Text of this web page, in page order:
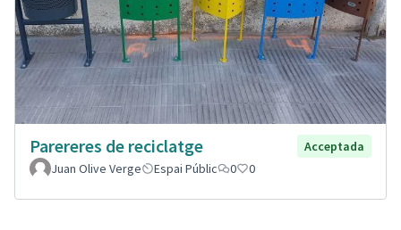
Parereres de reciclatge
Acceptada
Juan Olive Verge
Espai Públic 0 0